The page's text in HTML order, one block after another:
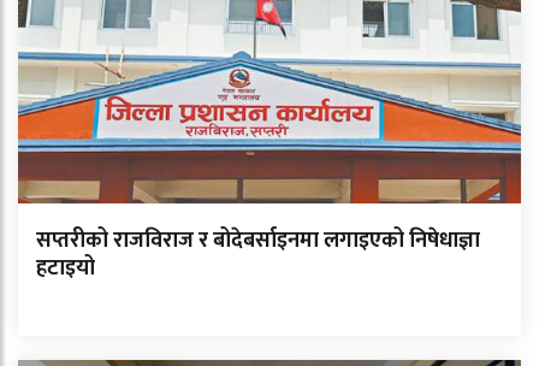
सप्तरीको राजविराज र बोदेबर्साइनमा लगाइएको निषेधाज्ञा
हटाइयो